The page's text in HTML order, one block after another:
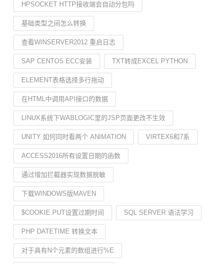
HPSOCKET HTTP接收端会自动分包吗
基础类型之间怎么转换
查看WINSERVER2012 重启日志
SAP CENTOS ECC安装 TXT转成EXCEL PYTHON
ELEMENT表格选择多行拖动
在HTML中调用API接口的数据
LINUX系统下WABLOGIC里的JSP页面更改不生效
UNITY 如何同时看两个 ANIMATION VIRTEX6和7系
ACCESS2016所有设置日期的函数
通过增加拦截器实现数据脱敏
下载WINDOWS版MAVEN
$COOKIE.PUT设置过期时间 SQL SERVER 语法学习
PHP DATETIME 转换文本
对于具有N个元素的数组进行%E